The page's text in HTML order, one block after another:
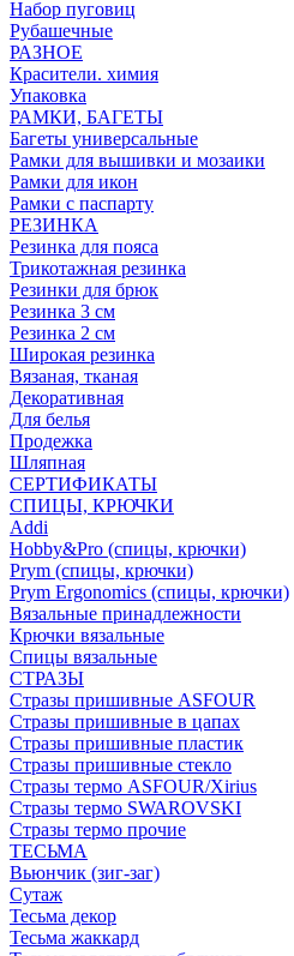
Набор пуговиц
Рубашечные
РАЗНОЕ
Красители. химия
Упаковка
РАМКИ, БАГЕТЫ
Багеты универсальные
Рамки для вышивки и мозаики
Рамки для икон
Рамки с паспарту
РЕЗИНКА
Резинка для пояса
Трикотажная резинка
Резинки для брюк
Резинка 3 см
Резинка 2 см
Широкая резинка
Вязаная, тканая
Декоративная
Для белья
Продежка
Шляпная
СЕРТИФИКАТЫ
СПИЦЫ, КРЮЧКИ
Addi
Hobby&Pro (спицы, крючки)
Prym (спицы, крючки)
Prym Ergonomics (спицы, крючки)
Вязальные принадлежности
Крючки вязальные
Спицы вязальные
СТРАЗЫ
Стразы пришивные ASFOUR
Стразы пришивные в цапах
Стразы пришивные пластик
Стразы пришивные стекло
Стразы термо ASFOUR/Xirius
Стразы термо SWAROVSKI
Стразы термо прочие
ТЕСЬМА
Вьюнчик (зиг-заг)
Сутаж
Тесьма декор
Тесьма жаккард